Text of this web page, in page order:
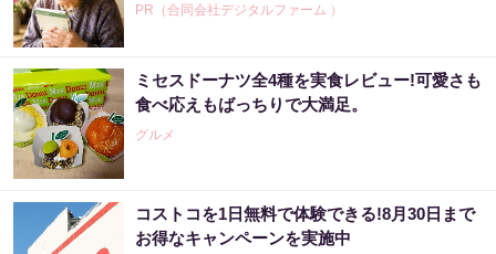
PR（合同会社デジタルファーム ）
「どうせ当たらない」と思ってた私が本当に
当選した“買い方”がこれ
PR（合同会社デジタルファーム ）
「SNSでも話題」60代から宝くじ運が変わる
人の特徴
ミセスドーナツ全4種を実食レビュー!可愛さも
食べ応えもばっちりで大満足。
グルメ
コストコを1日無料で体験できる!8月30日まで
お得なキャンペーンを実施中